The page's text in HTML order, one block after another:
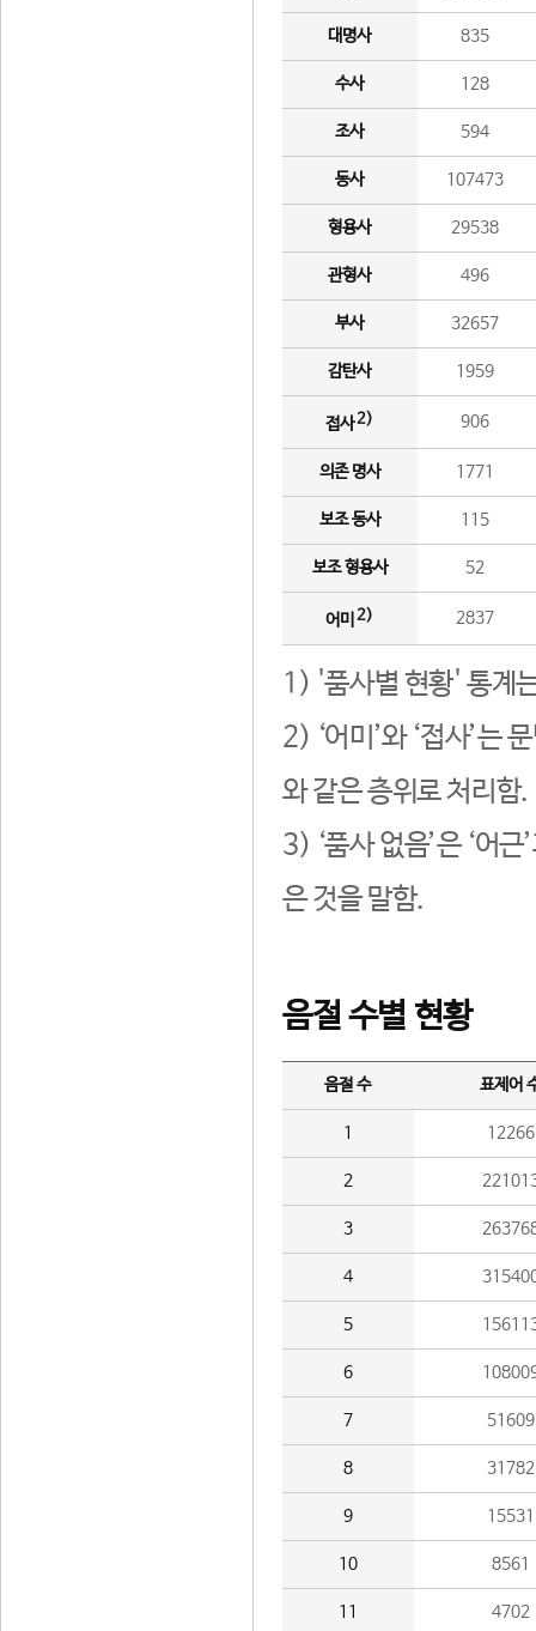
대명사 835
수사 128
조사 594
동사 107473
형용사 29538
관형사 496
부사 32657
감탄사 1959
접사2) 906
의존 명사 1771
보조 동사 115
보조 형용사 52
어미 2) 2837
1) '품사별 현황' 통계
2) ‘어미’와 ‘접사’는
와 같은 층위로 처리함.
3) ‘품사 없음’은 ‘어
은 것을 말함.
음절 수별 현황
음절 수 표제어
1 12266
2
3
4
5
6
7 51609
8 31782
9 15531
10 8561
11 4702